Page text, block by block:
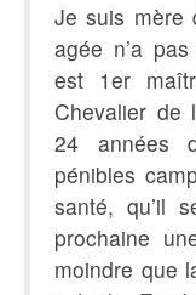
Je suis mère
agée n’a
est 1er
Chevalier de
24 années
pénibles
santé, qu’il
prochaine
moindre que